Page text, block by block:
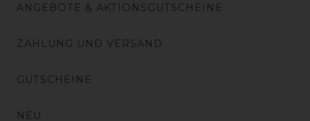
ANGEBOTE & AKTIONSGUTSCHEINE
ZAHLUNG UND VERSAND
GUTSCHEINE
NEU